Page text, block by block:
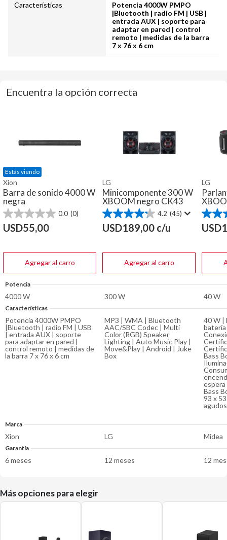
Características
Potencia 4000W PMPO
|Bluetooth | radio FM | USB |
entrada AUX | soporte para
adaptar en pared | control
remoto | medidas de la barra
7 x 76 x 6 cm
Encuentra la opción correcta
Estás viendo
Xion
Barra de sonido 4000 W
negra
0.0 (0)
0.0
de
5
USD55,00
Agregar al carro
LG
Minicomponente 300 W
XBOOM negro CK43
4.2 (45)
4.2
de
5
USD189,00 c/u
Agregar al carro
LG
4.9
de
5
USD
Potencia
4000 W 300 W 40 W
Características
Potencia 4000W PMPO
|Bluetooth | radio FM | USB
| entrada AUX | soporte
para adaptar en pared |
control remoto | medidas de
la barra 7 x 76 x 6 cm
MP3 | WMA | Bluetooth
AAC/SBC Codec | Multi
Color (RGB) Speaker
Lighting | Auto Music Play |
Move&Play | Android | Juke
Box
40 W |
Bass
Bass
93 x
Marca
Xion LG Midea
Garantía
6 meses 12 meses 12
Más opciones para elegir